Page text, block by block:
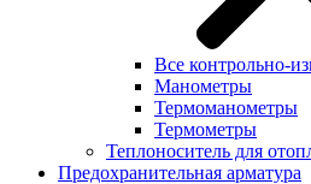
Все контрольно-
Манометры
Термоманометры
Термометры
Теплоноситель для
Предохранительная арматура